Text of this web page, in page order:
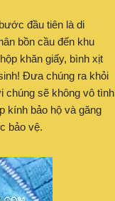
đầu tiên là di
bồn cầu đến khu
khăn giấy, bình xịt
Đưa chúng ra khỏi
chúng sẽ không vô tình
kính bảo hộ và găng
bảo vệ.